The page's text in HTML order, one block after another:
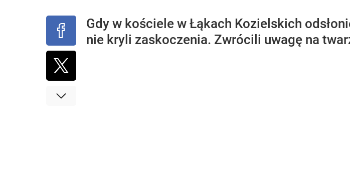
Gdy w kościele w Łąkach Kozielskich
nie kryli zaskoczenia. Zwrócili uwagę na